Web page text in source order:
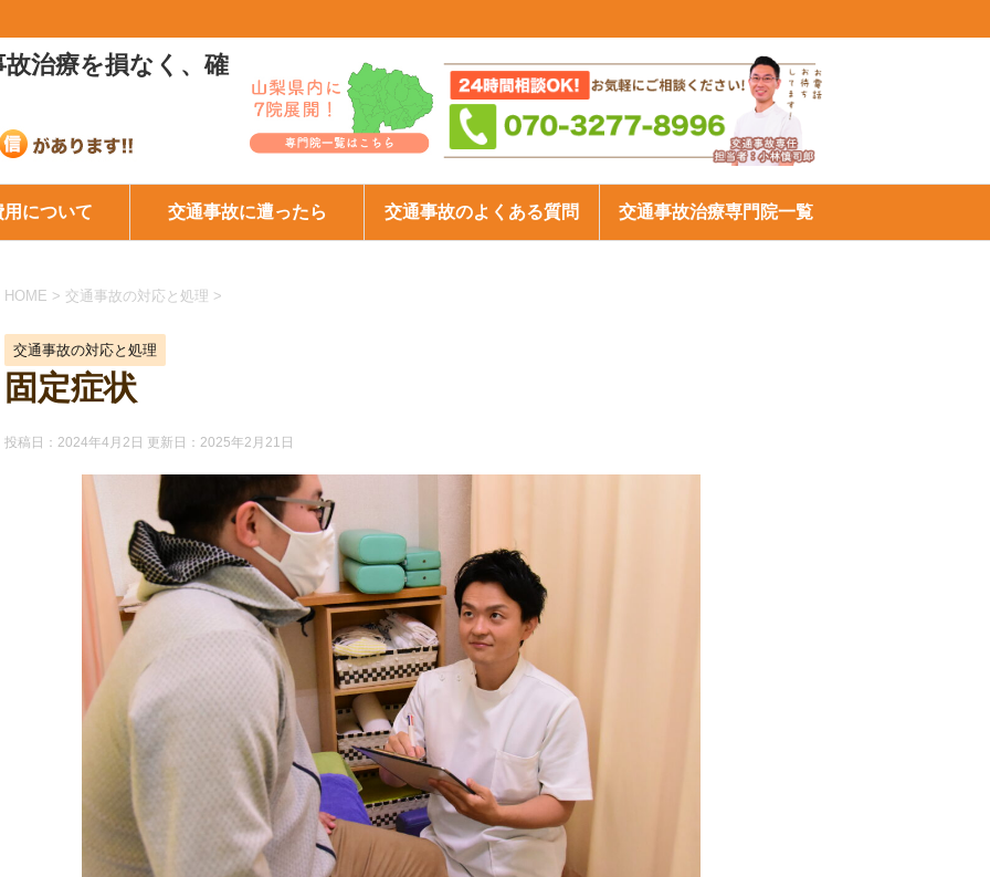
治療を損なく、確
について 交通事故に遭ったら 交通事故のよくある質問 交通事故治療専門院一覧
HOME > 交通事故の対応と処理 >
交通事故の対応と処理
固定症状
投稿日：2024年4月2日 更新日： 2025年2月21日